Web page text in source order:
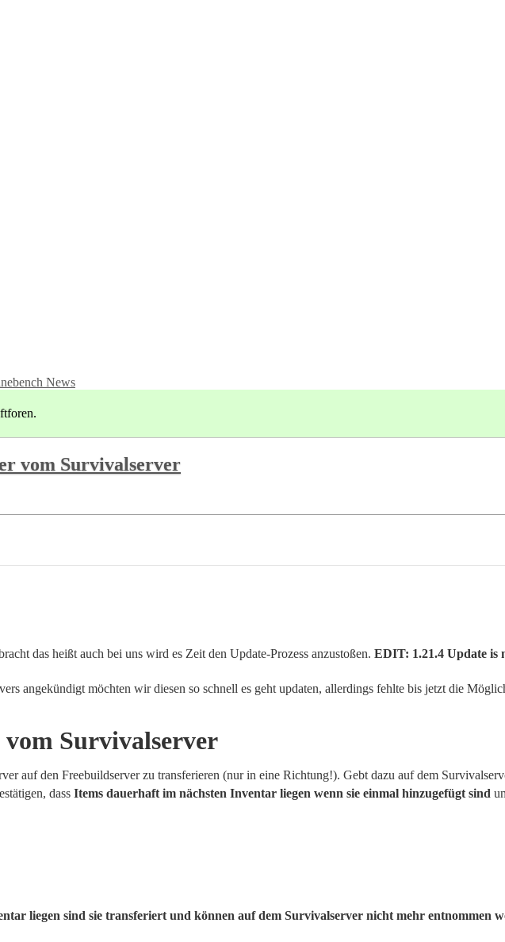
News
vom Survivalserver
das heißt auch bei uns wird es Zeit den Update-Prozess anzustoßen. EDIT: 1.21.4 Update is
angekündigt möchten wir diesen so schnell es geht updaten, allerdings fehlte bis jetzt die
Survivalserver
auf den Freebuildserver zu transferieren (nur in eine Richtung!). Gebt dazu auf dem
dass Items dauerhaft im nächsten Inventar liegen wenn sie einmal hinzugefügt sind
liegen sind sie transferiert und können auf dem Survivalserver nicht mehr entnommen